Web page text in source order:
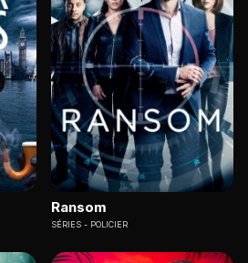
Ransom
SÉRIES POLICIER